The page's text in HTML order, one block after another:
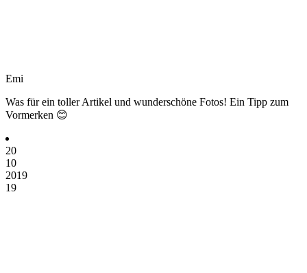
Emi
Was für ein toller Artikel und wunderschöne Fotos! Ein Tipp zum
Vormerken 😊
20
10
2019
19